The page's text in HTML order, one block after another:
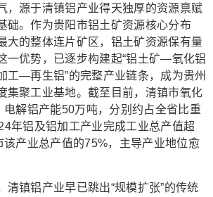
源于清镇铝产业得天独厚的资源禀赋
础。作为贵阳市铝土矿资源核心分布
大的整体连片矿区，铝土矿资源保有量
一优势，已逐步构建起“铝土矿—氧化铝
—再生铝”的完整产业链条，成为贵州
集聚工业基地。截至目前，清镇市氧化
解铝产能50万吨，分别约占全省比重
年铝及铝加工产业完成工业总产值超
该产业总产值的75%，主导产业地位愈
镇铝产业早已跳出“规模扩张”的传统